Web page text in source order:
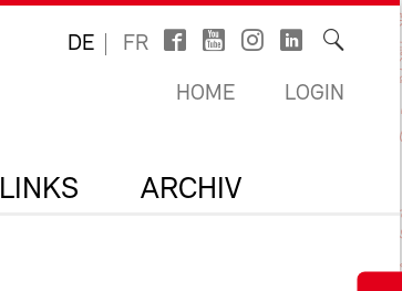
DE FR
HOME LOGIN
LINKS ARCHIV